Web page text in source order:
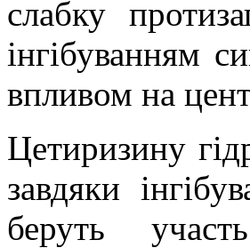
слабку
інгібуванням
впливом на
Цетиризину
завдяки
беруть